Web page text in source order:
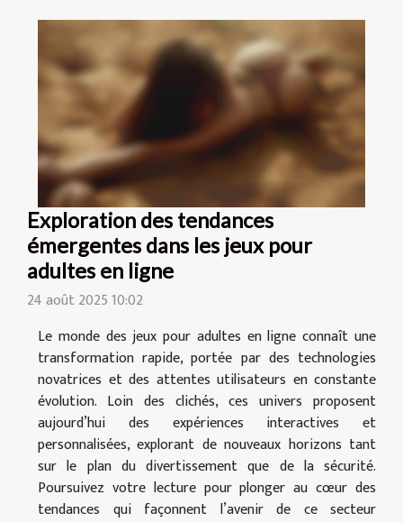
Exploration des tendances
émergentes dans les jeux pour
adultes en ligne
24 août 2025 10:02
Le monde des jeux pour adultes en ligne connaît une
transformation rapide, portée par des technologies
novatrices et des attentes utilisateurs en constante
évolution. Loin des clichés, ces univers proposent
aujourd’hui des expériences interactives et
personnalisées, explorant de nouveaux horizons tant
sur le plan du divertissement que de la sécurité.
Poursuivez votre lecture pour plonger au cœur des
tendances qui façonnent l’avenir de ce secteur